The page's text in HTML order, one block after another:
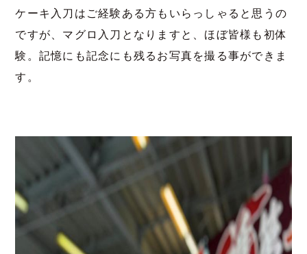
ケーキ入刀はご経験ある方もいらっしゃると思うの
ですが、マグロ入刀となりますと、ほぼ皆様も初体
験。記憶にも記念にも残るお写真を撮る事ができま
す。